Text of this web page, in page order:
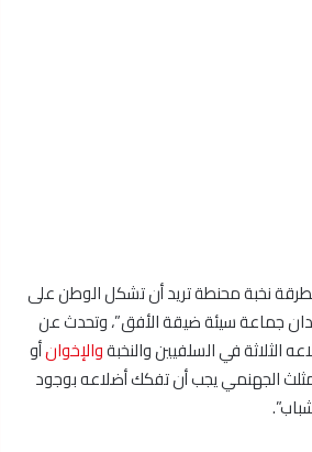
نخبة محنطة تريد أن تشكل الوطن على
جماعة سيئة ضيقة الأفق”، وتحدث عن
الثلاثة في السلفيين والنخبةوالإخوانأو
الجهنمي يجب أن تفكك أضلاعه بوجود